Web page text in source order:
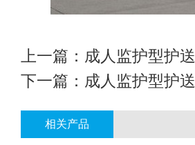
上一篇： 成人监护型护送
下一篇： 成人监护型护送
相关产品